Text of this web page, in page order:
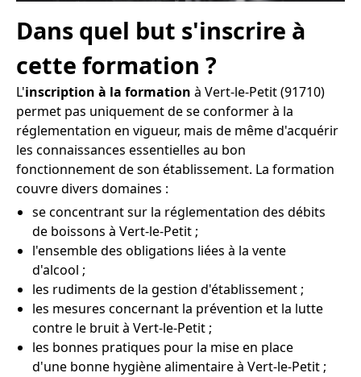
Dans quel but s'inscrire à
cette formation ?
L'inscription à la formation à Vert-le-Petit (91710)
permet pas uniquement de se conformer à la
réglementation en vigueur, mais de même d'acquérir
les connaissances essentielles au bon
fonctionnement de son établissement. La formation
couvre divers domaines :
se concentrant sur la réglementation des débits
de boissons à Vert-le-Petit ;
l'ensemble des obligations liées à la vente
d'alcool ;
les rudiments de la gestion d'établissement ;
les mesures concernant la prévention et la lutte
contre le bruit à Vert-le-Petit ;
les bonnes pratiques pour la mise en place
d'une bonne hygiène alimentaire à Vert-le-Petit ;